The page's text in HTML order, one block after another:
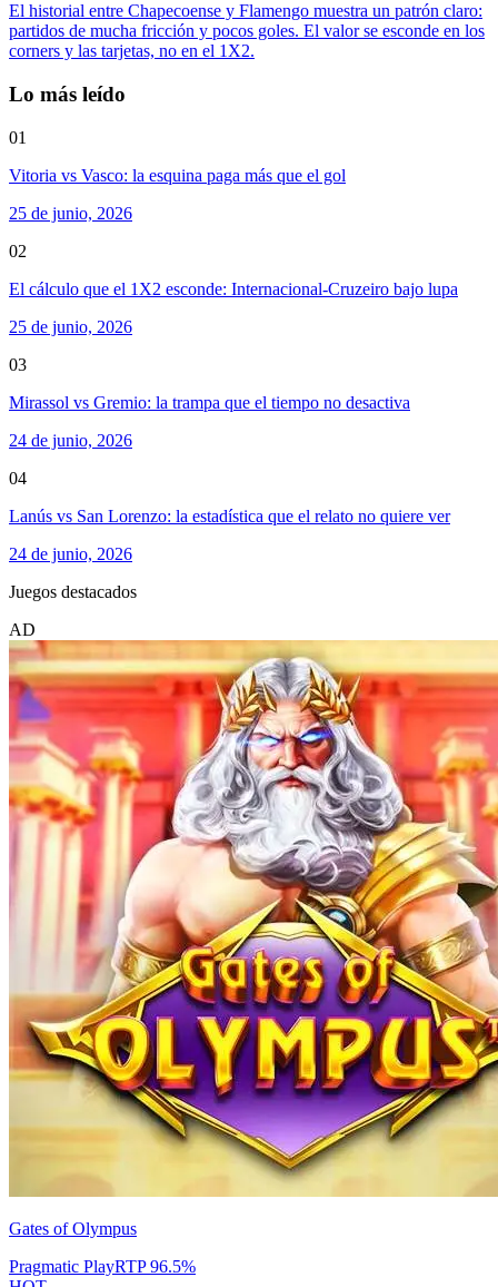
El historial entre Chapecoense y Flamengo muestra un patrón claro:
partidos de mucha fricción y pocos goles. El valor se esconde en los
corners y las tarjetas, no en el 1X2.
Lo más leído
01
Vitoria vs Vasco: la esquina paga más que el gol
25 de junio, 2026
02
El cálculo que el 1X2 esconde: Internacional-Cruzeiro bajo lupa
25 de junio, 2026
03
Mirassol vs Gremio: la trampa que el tiempo no desactiva
24 de junio, 2026
04
Lanús vs San Lorenzo: la estadística que el relato no quiere ver
24 de junio, 2026
Juegos destacados
AD
Gates of Olympus
Pragmatic PlayRTP96.5%